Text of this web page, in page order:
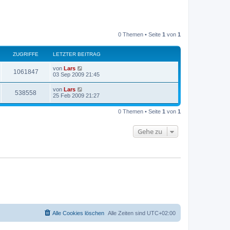
0 Themen • Seite 1 von 1
ZUGRIFFE LETZTER BEITRAG
1061847 von Lars
03 Sep 2009 21:45
538558 von Lars
25 Feb 2009 21:27
0 Themen • Seite 1 von 1
Gehe zu
Alle Zeiten sind UTC+02:00
Alle Cookies löschen